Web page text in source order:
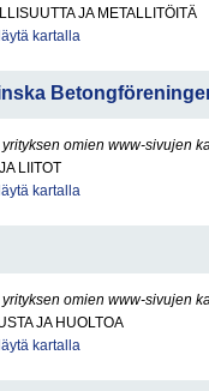
JA METALLITÖITÄ
kartalla
omien www-sivujen
LIITOT
kartalla
omien www-sivujen
JA HUOLTOA
kartalla